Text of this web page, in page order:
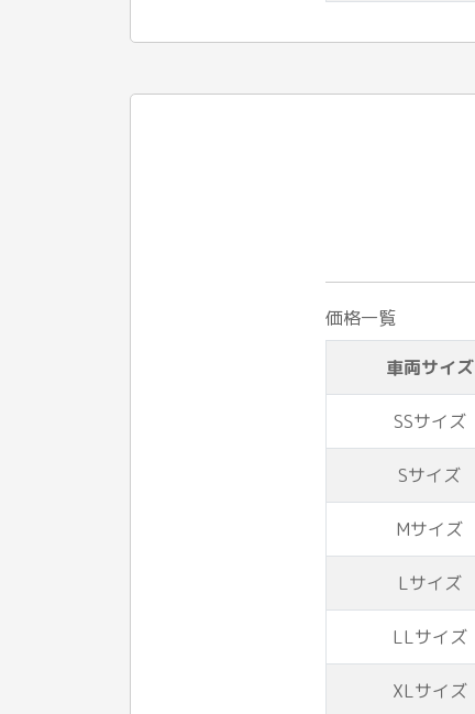
価格一覧
車両サイズ
SSサイズ
Sサイズ
Mサイズ
Lサイズ
LLサイズ
XLサイズ